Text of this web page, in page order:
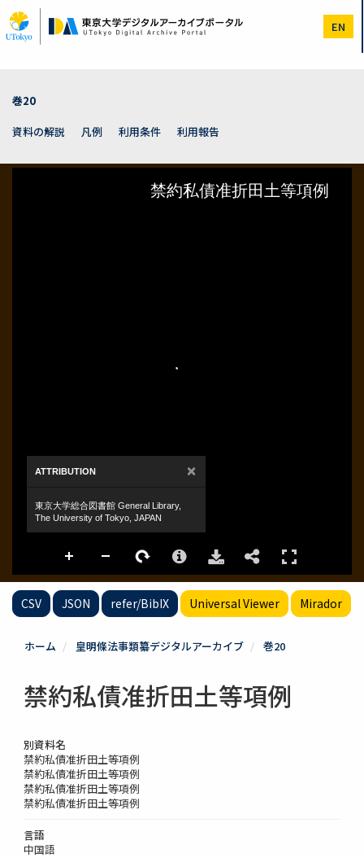
イ
ン
EN
巻20
資料の解説
凡例 利用条件 利用報告
CSV JSON refer/BibIX Universal Viewer Mirador
ホーム 皇明條法事類纂デジタルアーカイブ 巻20
禁約私債准折田土等項例
別資料名
禁約私債准折田土等項例
禁約私債准折田土等項例
禁約私債准折田土等項例
禁約私債准折田土等項例
言語
中国語